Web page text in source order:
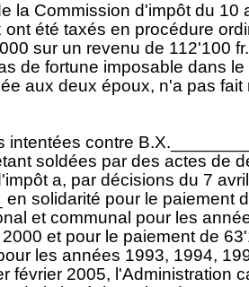
la Commission d'impôt du 10
ont été taxés en procédure
sur un revenu de 112'100
de fortune imposable dans
aux deux époux, n'a pas
intentées contre
soldées par des actes de
a, par décisions du 7
en solidarité pour le paiement
et communal pour les
et pour le paiement de
les années 1993, 1994,
février 2005, l'Administration